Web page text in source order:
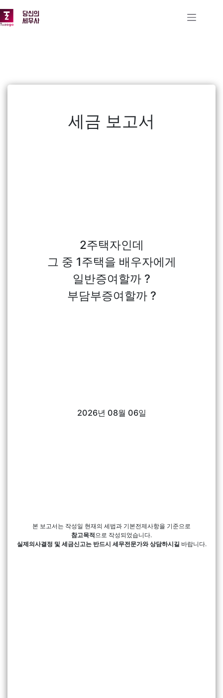
건너뛰기
세금 보고서
2주택자인데
그 중 1주택을 배우자에게
일반증여할까 ?
부담부증여할까 ?
2026년 08월 06일
본 보고서는 작성일 현재의 세법과 기본전제사항을 기준으로
참고목적 으로 작성되었습니다.
실제의사결정 및 세금신고는 반드시 세무전문가와 상담하시길 바랍니다.